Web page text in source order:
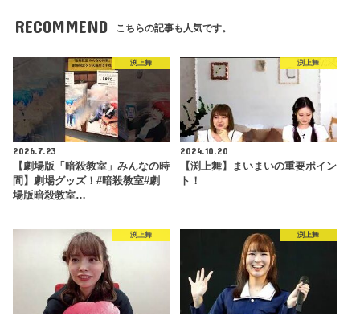
RECOMMEND こちらの記事も人気です。
渕上舞
2026.7.23
【劇場版「暗殺教室」みんなの時
間】劇場グッズ！#暗殺教室#劇
場版暗殺教室…
渕上舞
2024.10.20
【渕上舞】まいまいの重要ポイン
ト！
渕上舞 渕上舞